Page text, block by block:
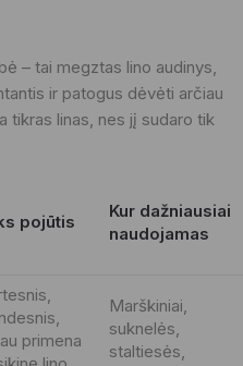
– tai megztas lino audinys,
ir patogus dėvėti arčiau
tikras linas, nes jį sudaro tik
pojūtis
Kur dažniausiai
naudojamas
primena
Marškiniai,
suknelės,
staltiesės,